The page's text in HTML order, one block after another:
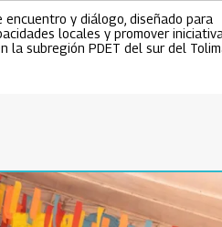
y diálogo, diseñado para
locales y promover
la subregión PDET del sur del